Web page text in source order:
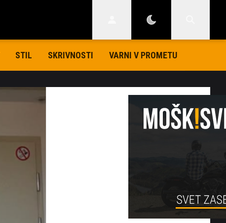
STIL SKRIVNOSTI VARNI V PROMETU